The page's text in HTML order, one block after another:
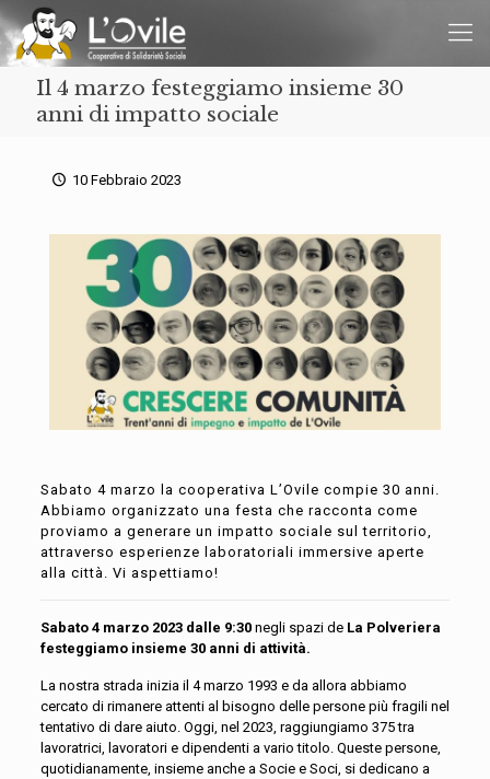
Il 4 marzo festeggiamo insieme 30
anni di impatto sociale
10 Febbraio 2023
Sabato 4 marzo la cooperativa L’Ovile compie 30 anni.
Abbiamo organizzato una festa che racconta come
proviamo a generare un impatto sociale sul territorio,
attraverso esperienze laboratoriali immersive aperte
alla città. Vi aspettiamo!
Sabato 4 marzo 2023 dalle 9:30 negli spazi deLa Polveriera
festeggiamo insieme 30 anni di attività.
La nostra strada inizia il 4 marzo 1993 e da allora abbiamo
cercato di rimanere attential bisogno delle persone più fragili nel
tentativo di dare aiuto. Oggi, nel 2023, raggiungiamo 375 tra
lavoratrici, lavoratori e dipendenti a vario titolo. Queste persone,
quotidianamente, insieme anche a Socie e Soci, si dedicano a